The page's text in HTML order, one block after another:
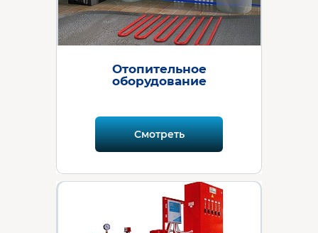
Отопительное
оборудование
Смотреть